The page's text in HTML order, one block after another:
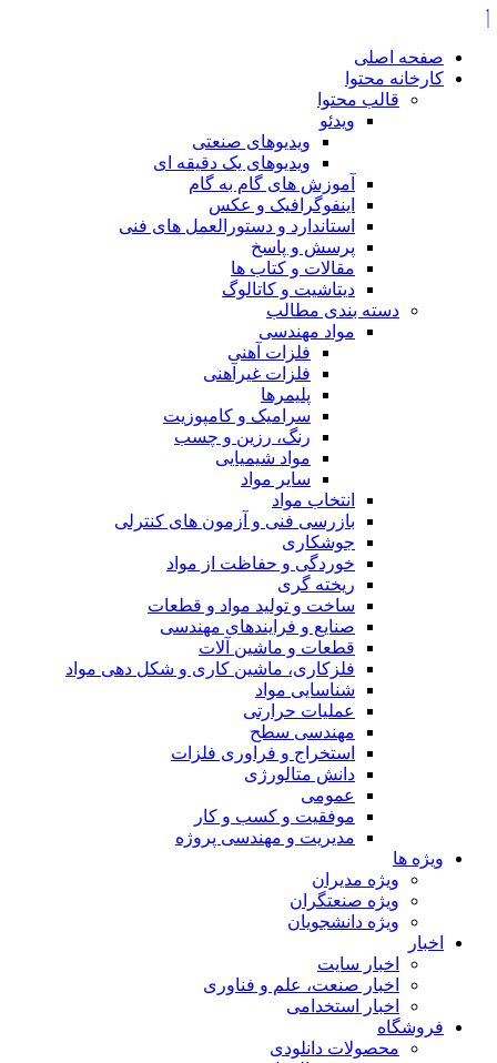
صفحه اصلی
کارخانه محتوا
قالب محتوا
ویدئو
ویدیوهای صنعتی
ویدیوهای یک دقیقه ای
آموزش های گام به گام
اینفوگرافیک و عکس
استاندارد و دستورالعمل های فنی
پرسش و پاسخ
مقالات و کتاب ها
دیتاشیت و کاتالوگ
دسته بندی مطالب
مواد مهندسی
فلزات آهنی
فلزات غیرآهنی
پلیمرها
سرامیک و کامپوزیت
رنگ، رزین و چسب
مواد شیمیایی
سایر مواد
انتخاب مواد
بازرسی فنی و آزمون های کنترلی
جوشکاری
خوردگی و حفاظت از مواد
ریخته گری
ساخت و تولید مواد و قطعات
صنایع و فرایندهای مهندسی
قطعات و ماشین آلات
فلزکاری، ماشین کاری و شکل دهی مواد
شناسایی مواد
عملیات حرارتی
مهندسی سطح
استخراج و فراوری فلزات
دانش متالورژی
عمومی
موفقیت و کسب و کار
مدیریت و مهندسی پروژه
ویژه ها
ویژه مدیران
ویژه صنعتگران
ویژه دانشجویان
اخبار
اخبار سایت
اخبار صنعت، علم و فناوری
اخبار استخدامی
فروشگاه
محصولات دانلودی